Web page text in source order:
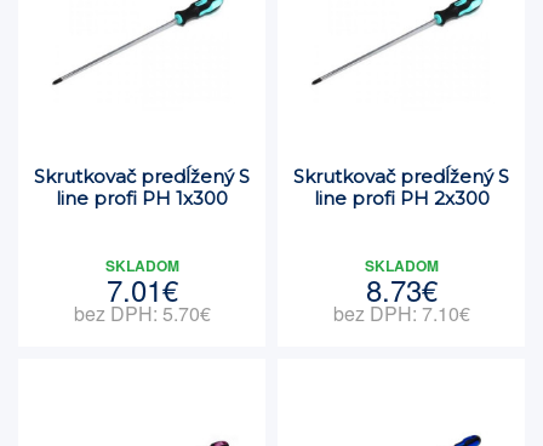
Skrutkovač predĺžený S
line profi PH 1x300
SKLADOM
7.01€
bez DPH: 5.70€
Skrutkovač predĺžený S
line profi PH 2x300
SKLADOM
8.73€
bez DPH: 7.10€